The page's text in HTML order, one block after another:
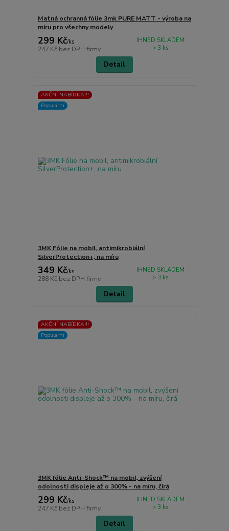
Matná ochranná fólie 3mk PURE MATT - výroba na
míru pro všechny modely
299 Kč/ks
247 Kč bez DPH firmy
IHNED SKLADEM
> 3 ks
Detail
AKČNÍ NABÍDKA!!!
Populární
3MK Fólie na mobil, antimikrobiální
SilverProtection+, na míru
349 Kč/ks
288 Kč bez DPH firmy
IHNED SKLADEM
> 3 ks
Detail
AKČNÍ NABÍDKA!!!
Populární
3MK fólie Anti-Shock™ na mobil, zvýšení
odolnosti displeje až o 300% - na míru, čirá
299 Kč/ks
247 Kč bez DPH firmy
IHNED SKLADEM
> 3 ks
Detail